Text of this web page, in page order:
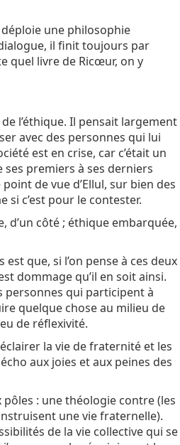
une philosophie
il finit toujours par
quel livre de Ricœur, on y
l’éthique. Il pensait largement
avec des personnes qui lui
est en crise, car c’était un
ses premiers à ses derniers
de vue d’Ellul, sur bien des
si c’est pour le contester.
d’un côté ; éthique embarquée,
que, si l’on pense à ces deux
dommage qu’il en soit ainsi.
personnes qui participent à
quelque chose au milieu de
de réflexivité.
la vie de fraternité et les
aux joies et aux peines des
: une théologie contre (les
une vie fraternelle).
de la vie collective qui se